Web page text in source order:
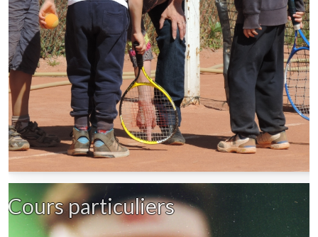
Cours particuliers